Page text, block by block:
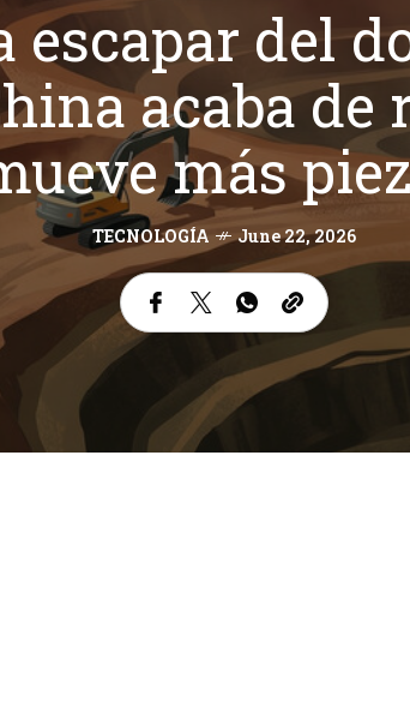
escapar del
acaba
más
TECNOLOGÍA June 22, 2026